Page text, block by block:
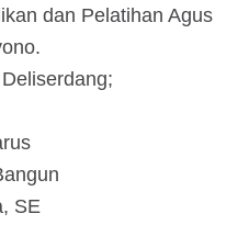
dan Pelatihan Agus
SE